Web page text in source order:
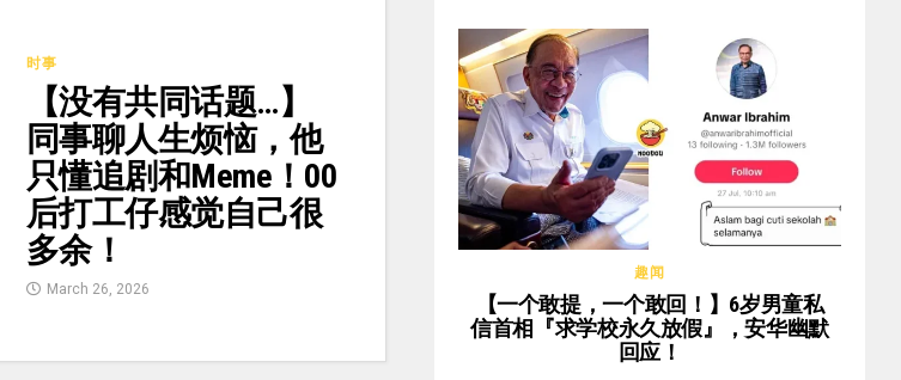
时事
【没有共同话题…】
同事聊人生烦恼，他
只懂追剧和Meme！00
后打工仔感觉自己很
多余！
March 26, 2026
趣闻
【一个敢提，一个敢回！】6岁男童私
信首相『求学校永久放假』，安华幽默
回应！